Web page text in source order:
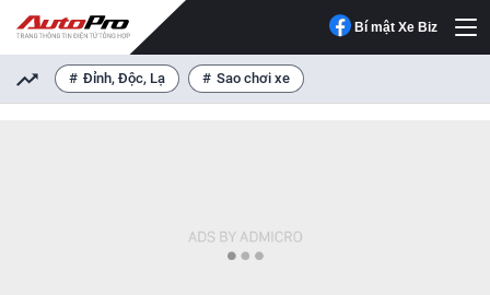
Bí mật Xe Biz
Đỉnh, Độc, Lạ Sao chơi xe